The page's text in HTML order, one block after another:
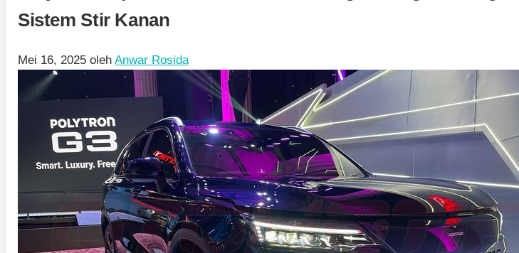
Sistem Stir Kanan
Mei 16, 2025 oleh Anwar Rosida